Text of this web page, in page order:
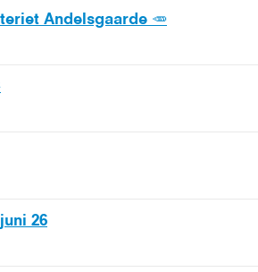
Andelsgaarde 🥕
26